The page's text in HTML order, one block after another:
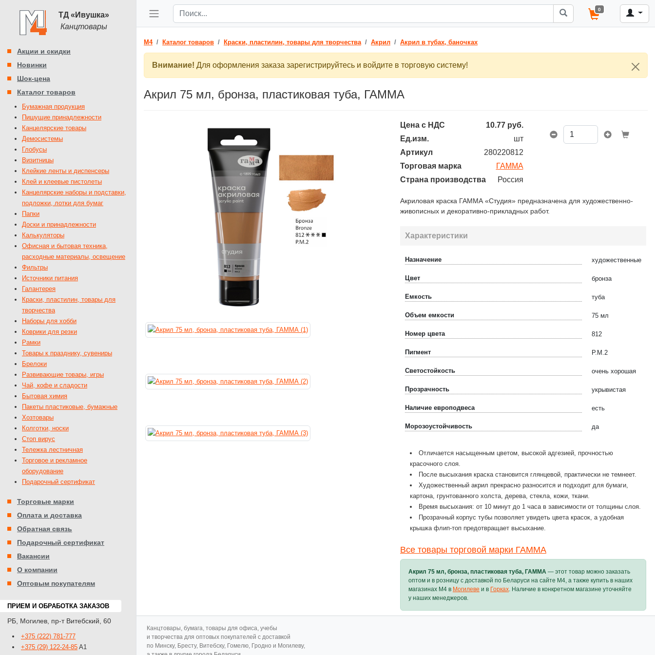
ТД «Ивушка»
Канцтовары
Акции и скидки
Новинки
Шок-цена
Каталог товаров
Бумажная продукция
Пишущие принадлежности
Канцелярские товары
Демосистемы
Глобусы
Визитницы
Клейкие ленты и диспенсеры
Клей и клеевые пистолеты
Канцелярские наборы и подставки,
подложки, лотки для бумаг
Папки
Доски и принадлежности
Калькуляторы
Офисная и бытовая техника,
расходные материалы, освещение
Фильтры
Источники питания
Галантерея
Краски, пластилин, товары для
творчества
Наборы для хобби
Коврики для резки
Рамки
Товары к празднику, сувениры
Брелоки
Развивающие товары, игры
Чай, кофе и сладости
Бытовая химия
Пакеты пластиковые, бумажные
Хозтовары
Колготки, носки
Стоп вирус
Тележка лестничная
Торговое и рекламное
оборудование
Подарочный сертификат
Торговые марки
Оплата и доставка
Обратная связь
Подарочный сертификат
Вакансии
О компании
Оптовым покупателям
ПРИЕМ И ОБРАБОТКА ЗАКАЗОВ
РБ Могилев пр-т Витебский, 60
+375 (222) 781-777
+375 (29) 122-24-85 A1
0
M4 Каталог товаров Краски, пластилин, товары для творчества Акрил Акрил в тубах, баночках
Внимание! Для оформления заказа зарегистрируйтесь и войдите в торговую систему!
Акрил 75 мл, бронза, пластиковая туба, ГАММА
Цена с НДС 10.77руб.
Ед.изм.
шт
Артикул
280220812
Торговая марка
ГАММА
Страна производства
Россия
Акриловая краска ГАММА «Студия» предназначена для художественно-
живописных и декоративно-прикладных работ.
Характеристики
Назначение художественные
Цвет бронза
Емкость туба
Объем емкости 75 мл
Номер цвета 812
Пигмент P.M.2
Светостойкость очень хорошая
Прозрачность укрывистая
Наличие европодвеса есть
Морозоустойчивость да
Отличается насыщенным цветом, высокой адгезией, прочностью
красочного слоя.
После высыхания краска становится глянцевой, практически не темнеет.
Художественный акрил прекрасно разносится и подходит для бумаги,
картона, грунтованного холста, дерева, стекла, кожи, ткани.
Время высыхания: от 10 минут до 1 часа в зависимости от толщины слоя.
Прозрачный корпус тубы позволяет увидеть цвета красок, а удобная
крышка флип-топ предотвращает высыхание.
Все товары торговой марки ГАММА
Акрил 75 мл, бронза, пластиковая туба, ГАММА — этот товар можно заказать
оптом и в розницу с доставкой по Беларуси на сайте M4, а также купить в наших
магазинах M4 в Могилеве и в Горках. Наличие в конкретном магазине уточняйте
у наших менеджеров.
Канцтовары, бумага, товары для офиса, учебы
и творчества для оптовых покупателей с доставкой
по Минску, Бресту, Витебску, Гомелю, Гродно и Могилеву,